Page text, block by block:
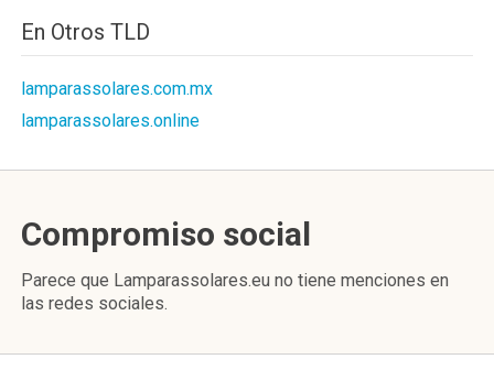
En Otros TLD
lamparassolares.com.mx
lamparassolares.online
Compromiso social
Parece que Lamparassolares.eu no tiene menciones en
las redes sociales.